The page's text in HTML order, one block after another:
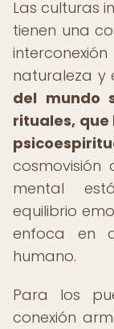
Las culturas
tienen una
naturaleza y
del mundo
rituales,
mental
equilibrio
enfoca en
humano.
Para los
conexión